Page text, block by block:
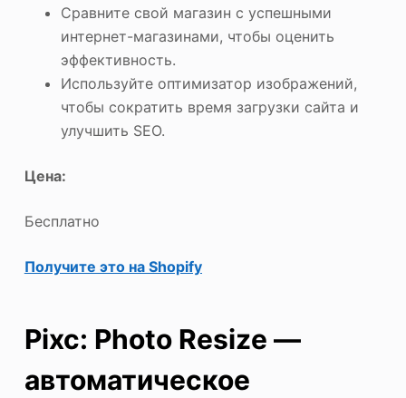
Сравните свой магазин с успешными
интернет-магазинами, чтобы оценить
эффективность.
Используйте оптимизатор изображений,
чтобы сократить время загрузки сайта и
улучшить SEO.
Цена:
Бесплатно
Получите это на Shopify
Pixc: Photo Resize —
автоматическое